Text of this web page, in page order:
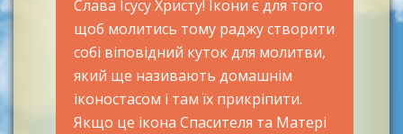
Слава Ісусу Христу! Ікони є для того
щоб молитись тому раджу створити
собі віповідний куток для молитви,
який ще називають домашнім
іконостасом і там їх прикріпити.
Якщо це ікона Спасителя та Матері